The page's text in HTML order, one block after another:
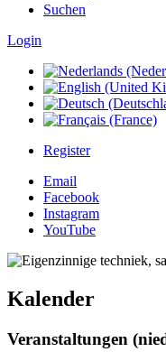
Suchen
Login
Register
Email
Facebook
Instagram
YouTube
Kalender
Veranstaltungen